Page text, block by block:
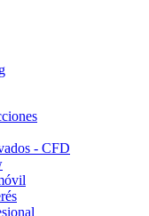
- CFD